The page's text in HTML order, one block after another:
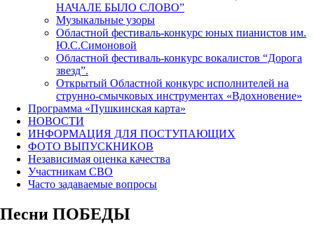
НАЧАЛЕ БЫЛО СЛОВО”
Музыкальные узоры
Областной фестиваль-конкурс юных пианистов им.
Ю.С.Симоновой
Областной фестиваль-конкурс вокалистов “Дорога
звезд”.
Открытый Областной конкурс исполнителей на
струнно-смычковых инструментах «Вдохновение»
Программа «Пушкинская карта»
НОВОСТИ
ИНФОРМАЦИЯ ДЛЯ ПОСТУПАЮЩИХ
ФОТО ВЫПУСКНИКОВ
Независимая оценка качества
Участникам СВО
Часто задаваемые вопросы
Песни ПОБЕДЫ